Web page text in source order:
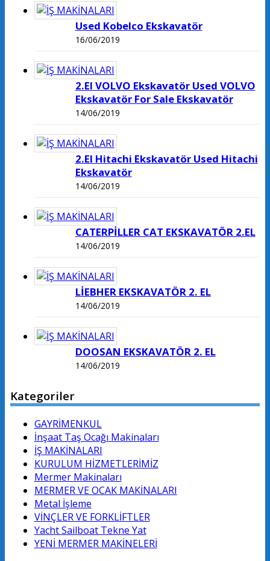
Used Kobelco Ekskavatör
16/06/2019
2.El VOLVO Ekskavatör Used VOLVO
Ekskavatör For Sale Ekskavatör
14/06/2019
2.El Hitachi Ekskavatör Used Hitachi
Ekskavatör
14/06/2019
CATERPİLLER CAT EKSKAVATÖR 2.EL
14/06/2019
LİEBHER EKSKAVATÖR 2. EL
14/06/2019
DOOSAN EKSKAVATÖR 2. EL
14/06/2019
Kategoriler
GAYRİMENKUL
İnşaat Taş Ocağı Makinaları
İŞ MAKİNALARI
KURULUM HİZMETLERİMİZ
Mermer Makinaları
MERMER VE OCAK MAKİNALARI
Metal İşleme
VİNÇLER VE FORKLİFTLER
Yacht Sailboat Tekne Yat
YENİ MERMER MAKİNELERİ